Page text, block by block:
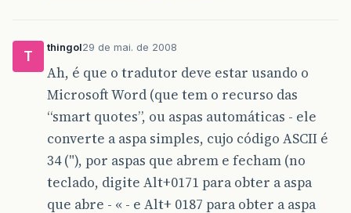
T
thingol29 de mai. de 2008
Ah, é que o tradutor deve estar usando o
Microsoft Word (que tem o recurso das
“smart quotes”, ou aspas automáticas - ele
converte a aspa simples, cujo código ASCII é
34 ("), por aspas que abrem e fecham (no
teclado, digite Alt+0171 para obter a aspa
que abre - « - e Alt+ 0187 para obter a aspa